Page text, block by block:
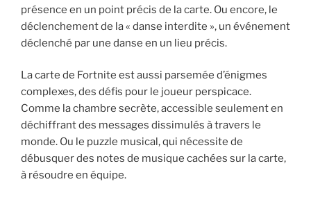
présence en un point précis de la carte. Ou encore, le
déclenchement de la « danse interdite », un événement
déclenché par une danse en un lieu précis.
La carte de Fortnite est aussi parsemée d’énigmes
complexes, des défis pour le joueur perspicace.
Comme la chambre secrète, accessible seulement en
déchiffrant des messages dissimulés à travers le
monde. Ou le puzzle musical, qui nécessite de
débusquer des notes de musique cachées sur la carte,
à résoudre en équipe.